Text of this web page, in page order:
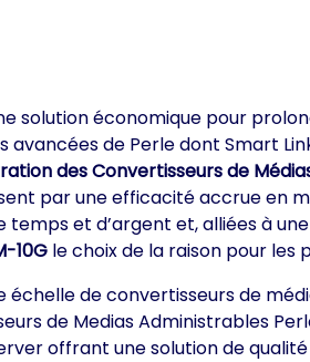
solution économique pour
de Perle dont Smart
des Convertisseurs de
par une efficacité accrue en
et d’argent et, alliées à
10G le choix de la raison pour les
de convertisseurs de
de Medias Administrables
offrant une solution de